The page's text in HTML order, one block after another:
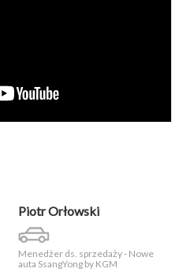
Piotr Orłowski
Menedżer ds. sprzedaży - Nowe
auta SsangYong by KGM